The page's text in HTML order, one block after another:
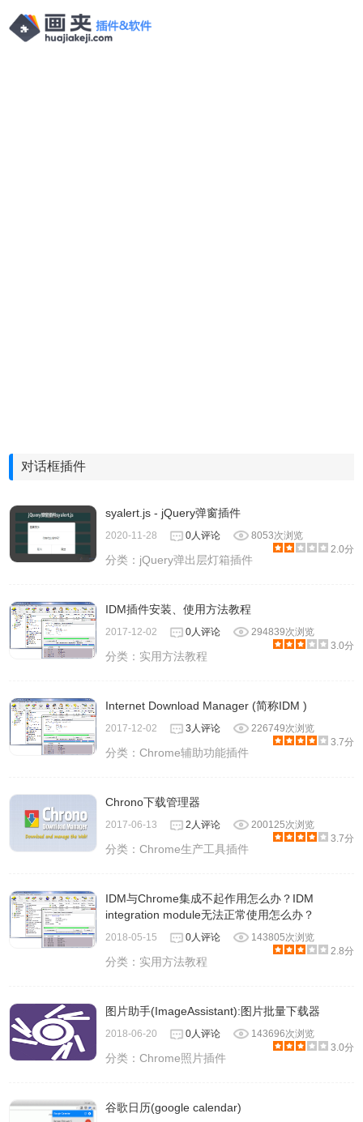
对话框插件
syalert.js - jQuery弹窗插件
2020-11-28 0人评论
8053次浏览
2.0分
分类： jQuery弹出层灯箱插件
IDM插件安装、使用方法教程
2017-12-02 0人评论
294839次浏览
3.0分
分类： 实用方法教程
Internet Download Manager (简称IDM )
2017-12-02 3人评论
226749次浏览
3.7分
分类：Chrome辅助功能插件
Chrono下载管理器
2017-06-13 2人评论
200125次浏览
3.7分
分类：Chrome生产工具插件
IDM与Chrome集成不起作用怎么办？IDM
integration module无法正常使用怎么办？
2018-05-15 0人评论
143805次浏览
2.8分
分类： 实用方法教程
图片助手(ImageAssistant):图片批量下载器
2018-06-20 0人评论
143696次浏览
3.0分
分类：Chrome照片插件
谷歌日历(google calendar)